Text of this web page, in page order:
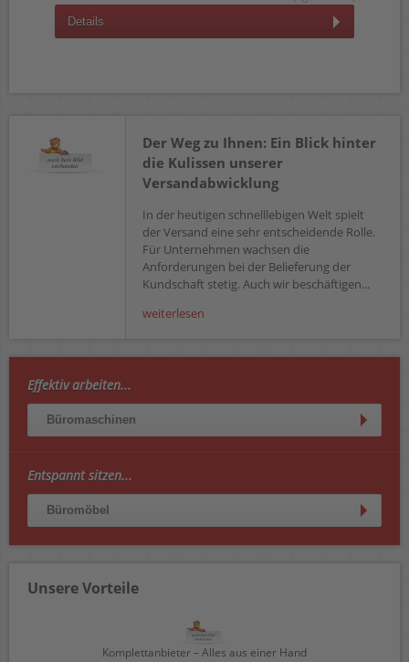
Details
Der Weg zu Ihnen: Ein Blick hinter
die Kulissen unserer
Versandabwicklung
In der heutigen schnelllebigen Welt spielt
der Versand eine sehr entscheidende Rolle.
Für Unternehmen wachsen die
Anforderungen bei der Belieferung der
Kundschaft stetig. Auch wir beschäftigen...
weiterlesen
Effektiv arbeiten...
Büromaschinen
Entspannt sitzen...
Büromöbel
Unsere Vorteile
Komplettanbieter – Alles aus einer Hand